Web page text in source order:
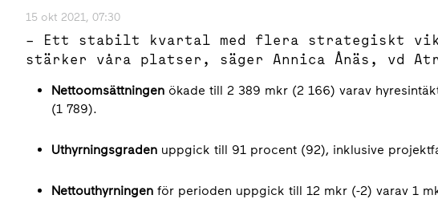
15 okt 2021, 07:30
– Ett stabilt kvartal med flera strategiskt
stärker våra platser, säger Annica Ånäs, vd
Nettoomsättningen ökade till 2 389 mkr (2 166) varav
(1 789).
Uthyrningsgraden uppgick till 91 procent (92), inklusive
Nettouthyrningen för perioden uppgick till 12 mkr (-2) varav 1